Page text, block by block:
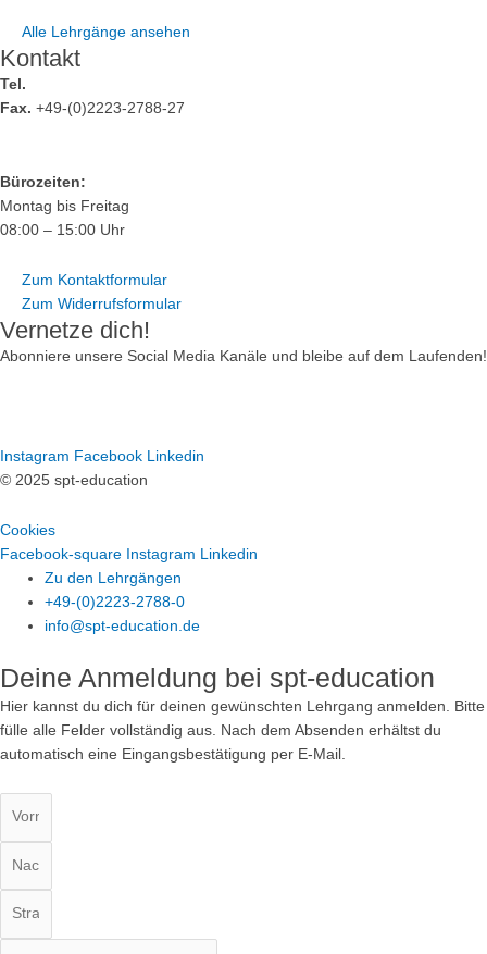
Alle Lehrgänge ansehen
Kontakt
Tel.
Fax. +49-(0)2223-2788-27
Bürozeiten:
Montag bis Freitag
08:00 – 15:00 Uhr
Zum Kontaktformular
Zum Widerrufsformular
Vernetze dich!
Abonniere unsere Social Media Kanäle und bleibe auf dem Laufenden!
Instagram Facebook Linkedin
© 2025 spt-education
Cookies
Facebook-square Instagram Linkedin
Zu den Lehrgängen
+49-(0)2223-2788-0
info@spt-education.de
Deine Anmeldung bei spt-education
Hier kannst du dich für deinen gewünschten Lehrgang anmelden. Bitte
fülle alle Felder vollständig aus. Nach dem Absenden erhältst du
automatisch eine Eingangsbestätigung per E-Mail.